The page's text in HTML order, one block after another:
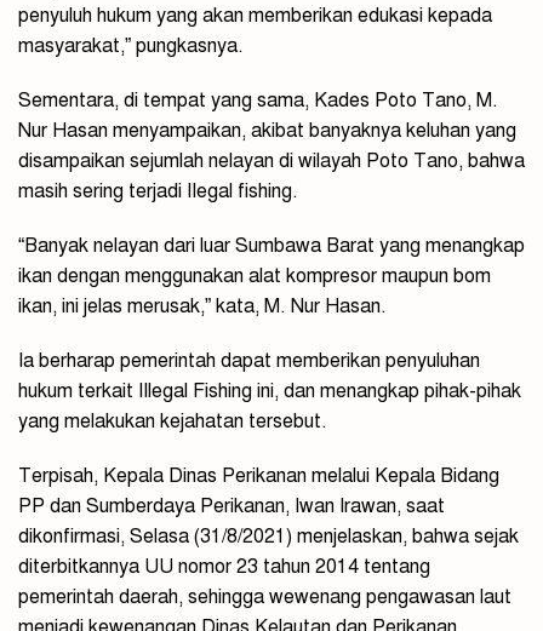
penyuluh hukum yang akan memberikan edukasi kepada
masyarakat,” pungkasnya.
Sementara, di tempat yang sama, Kades Poto Tano, M.
Nur Hasan menyampaikan, akibat banyaknya keluhan yang
disampaikan sejumlah nelayan di wilayah Poto Tano, bahwa
masih sering terjadi IIegal fishing.
“Banyak nelayan dari luar Sumbawa Barat yang menangkap
ikan dengan menggunakan alat kompresor maupun bom
ikan, ini jelas merusak,” kata, M. Nur Hasan.
Ia berharap pemerintah dapat memberikan penyuluhan
hukum terkait IIlegal Fishing ini, dan menangkap pihak-pihak
yang melakukan kejahatan tersebut.
Terpisah, Kepala Dinas Perikanan melalui Kepala Bidang
PP dan Sumberdaya Perikanan, Iwan Irawan, saat
dikonfirmasi, Selasa (31/8/2021) menjelaskan, bahwa sejak
diterbitkannya UU nomor 23 tahun 2014 tentang
pemerintah daerah, sehingga wewenang pengawasan laut